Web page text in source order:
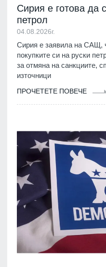
Сирия е готова да
петрол
04.08.2026г.
Сирия е заявила на САЩ,
покупките си на руски
за отмяна на санкциите,
източници
ПРОЧЕТЕТЕ ПОВЕЧЕ